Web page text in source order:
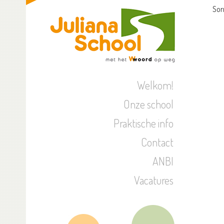
Welkom!
Onze school
Praktische info
Contact
ANBI
Vacatures